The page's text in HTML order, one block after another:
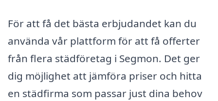
För att få det bästa erbjudandet kan du
använda vår plattform för att få offerter
från flera städföretag i Segmon. Det ger
dig möjlighet att jämföra priser och hitta
en städfirma som passar just dina behov